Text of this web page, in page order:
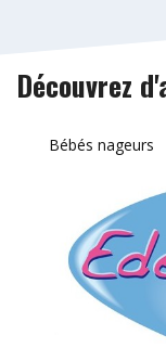
Découvrez
Bébés nageurs